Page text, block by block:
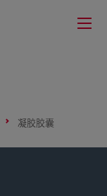
凝胶胶囊